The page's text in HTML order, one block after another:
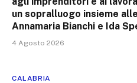
un sopralluogo insieme
Annamaria Bianchi e Ida
4 Agosto 2026
CALABRIA